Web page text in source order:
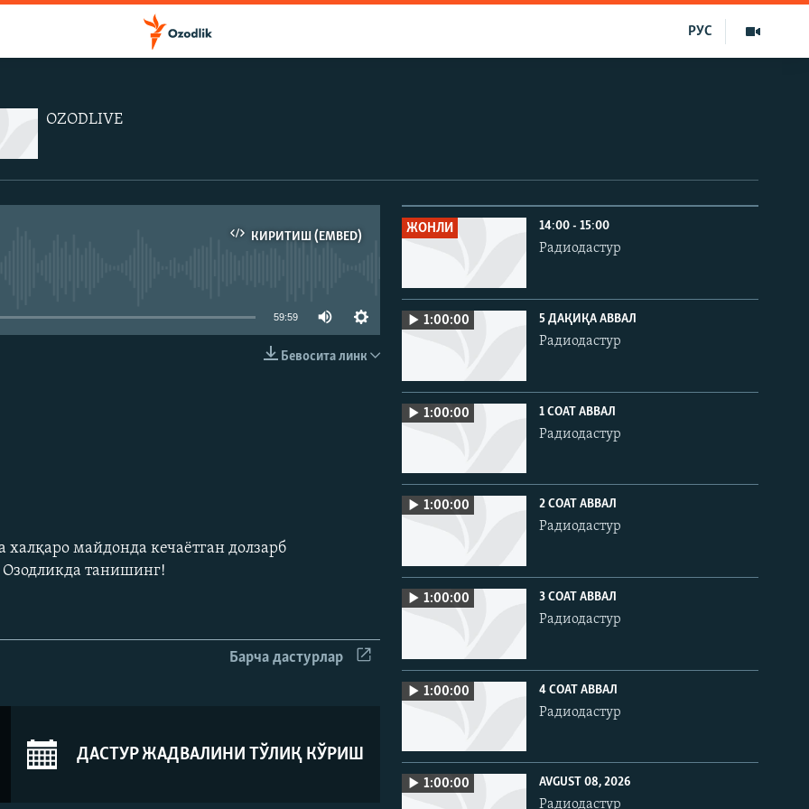
РУС
OZODLIVE
КИРИТИШ (EMBED)
59:59
Бевосита линк
майдонда кечаëтган долзарб
Озодликда танишинг!
Барча дастурлар
ДАСТУР ЖАДВАЛИНИ ТЎЛИҚ КЎРИШ
ЖОНЛИ 14:00 - 15:00
Радиодастур
1:00:00 5 ДАҚИҚА АВВАЛ
Радиодастур
1:00:00 1 СОАТ АВВАЛ
Радиодастур
1:00:00 2 СОАТ АВВАЛ
Радиодастур
1:00:00 3 СОАТ АВВАЛ
Радиодастур
1:00:00 4 СОАТ АВВАЛ
Радиодастур
1:00:00 AVGUST 08, 2026
Радиодастур